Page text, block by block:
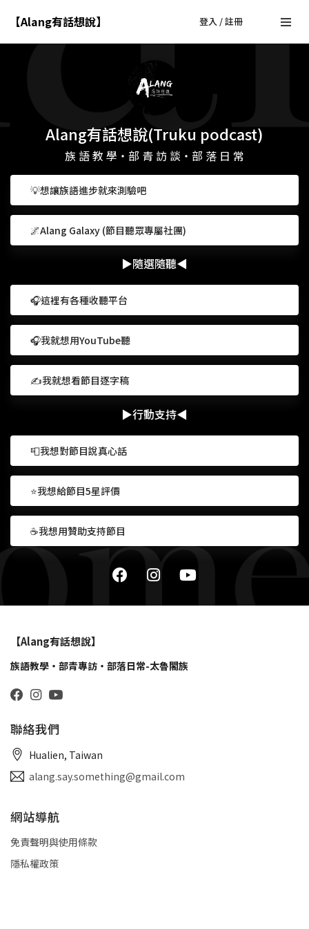
【Alang有話想說】 登入 / 註冊
Alang有話想說(Truku podcast)
族 語 教 學・部 青 訪 談・部 落 日 常
💡想讓族語進步就來測驗吧
🌌Alang Galaxy (節目聽眾專屬社團)
▶隨選隨聽◀
🎧這裡有各種收聽平台
🎧我就想用YouTube聽
✍我就想看節目逐字稿
▶行動支持◀
📮我想對節目說真心話
⭐我想給節目5星評價
☕我想用贊助支持節目
【Alang有話想說】
族語教學・部青專訪・部落日常-太魯閣族
聯絡我們
Hualien, Taiwan
alang.say.something@gmail.com
網站導航
免責聲明與使用條款
隱私權政策